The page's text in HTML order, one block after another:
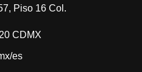
Piso 16 Col.
CDMX
es